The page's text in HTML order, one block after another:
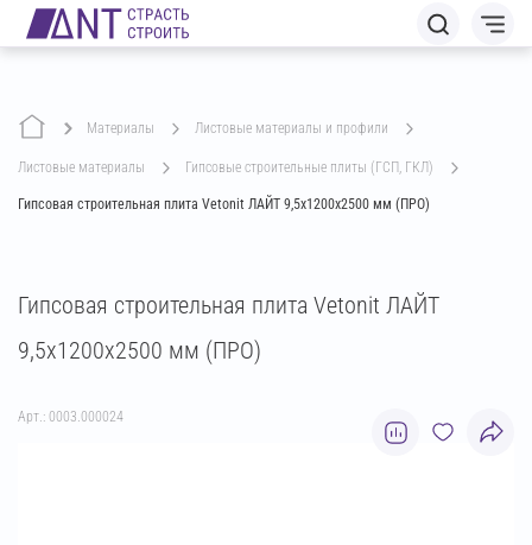
Материалы листовые материалы и профили
листовые материалы гипсовые строительные плиты (ГСП, ГКЛ)
Гипсовая строительная плита Vetonit ЛАЙТ 9,5х1200х2500 мм (ПРО)
Гипсовая строительная плита Vetonit ЛАЙТ
9,5х1200х2500 мм (ПРО)
Арт.: 0003.000024